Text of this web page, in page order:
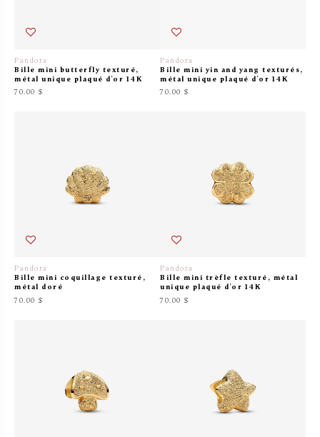
Pandora
Bille mini butterfly texturé,
métal unique plaqué d'or 14K
70.00 $
Pandora
Bille mini yin and yang texturés,
métal unique plaqué d'or 14K
70.00 $
Pandora
Bille mini coquillage texturé,
métal doré
70.00 $
Pandora
Bille mini trèfle texturé, métal
unique plaqué d'or 14K
70.00 $